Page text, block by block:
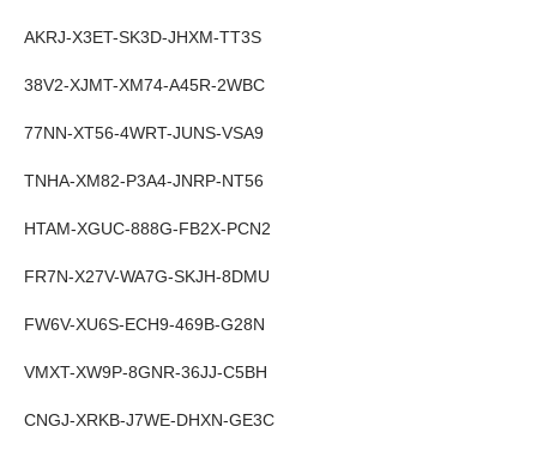
AKRJ-X3ET-SK3D-JHXM-TT3S
38V2-XJMT-XM74-A45R-2WBC
77NN-XT56-4WRT-JUNS-VSA9
TNHA-XM82-P3A4-JNRP-NT56
HTAM-XGUC-888G-FB2X-PCN2
FR7N-X27V-WA7G-SKJH-8DMU
FW6V-XU6S-ECH9-469B-G28N
VMXT-XW9P-8GNR-36JJ-C5BH
CNGJ-XRKB-J7WE-DHXN-GE3C